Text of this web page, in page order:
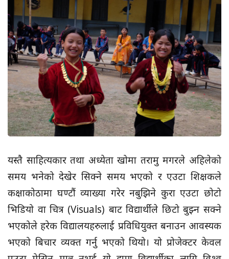
यस्तै साहित्यकार तथा अध्येता खोमा तरामु मगरले अहिलेको
समय भनेको देखेर सिक्ने समय भएको र एउटा शिक्षकले
कक्षाकोठामा घण्टौं व्याख्या गरेर नबुझिने कुरा एउटा छोटो
भिडियो वा चित्र (Visuals) बाट विद्यार्थीले छिटो बुझ्न सक्ने
भएकोले हरेक विद्यालयहरुलाई प्रविधियुक्त बनाउन आवस्यक
भएको बिचार व्यक्त गर्नु भएको थियो। यो प्रोजेक्टर केवल